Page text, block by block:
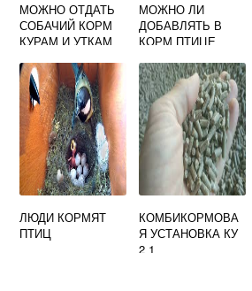
МОЖНО ОТДАТЬ
СОБАЧИЙ КОРМ
КУРАМ И УТКАМ
МОЖНО ЛИ
ДОБАВЛЯТЬ В
КОРМ ПТИЦЕ
ЛЮДИ КОРМЯТ
ПТИЦ
КОМБИКОРМОВА
Я УСТАНОВКА КУ
2 1